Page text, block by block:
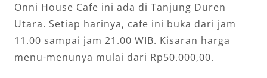
Onni House Cafe ini ada di Tanjung Duren
Utara. Setiap harinya, cafe ini buka dari jam
11.00 sampai jam 21.00 WIB. Kisaran harga
menu-menunya mulai dari Rp50.000,00.